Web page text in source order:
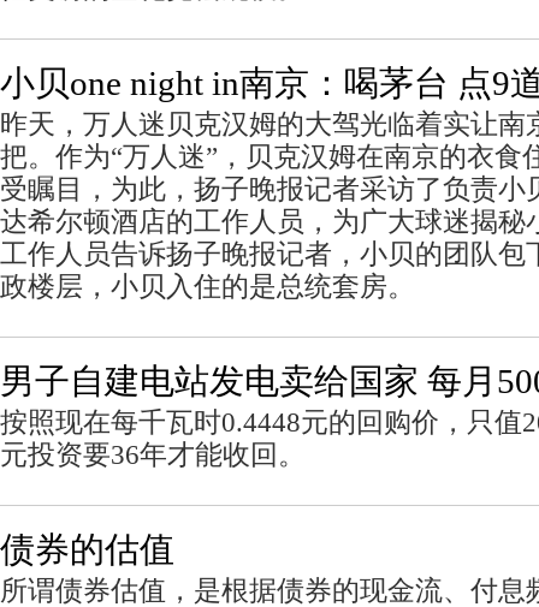
小贝one night in南京：喝茅台 点9
昨天，万人迷贝克汉姆的大驾光临着实让南
把。作为“万人迷”，贝克汉姆在南京的衣食
受瞩目，为此，扬子晚报记者采访了负责小
达希尔顿酒店的工作人员，为广大球迷揭秘
工作人员告诉扬子晚报记者，小贝的团队包
政楼层，小贝入住的是总统套房。
男子自建电站发电卖给国家 每月
按照现在每千瓦时0.4448元的回购价，只值
元投资要36年才能收回。
债券的估值
所谓债券估值，是根据债券的现金流、付息